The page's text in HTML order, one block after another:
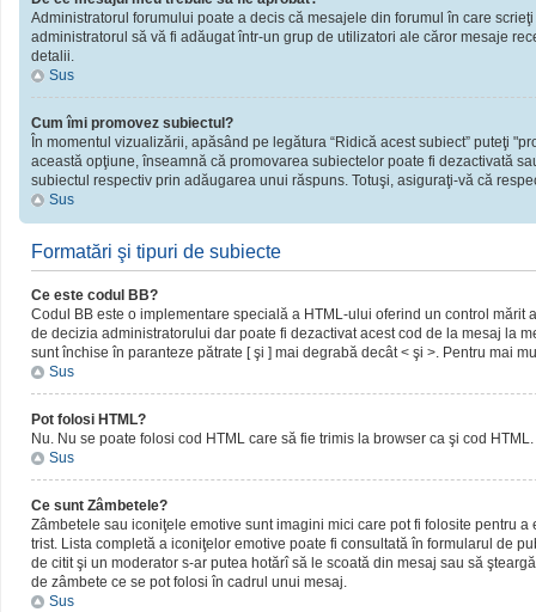
Administratorul forumului poate a decis că mesajele din forumul în care
administratorul să vă fi adăugat într-un grup de utilizatori ale căror mesaje
detalii.
Sus
Cum îmi promovez subiectul?
În momentul vizualizării, apăsând pe legătura “Ridică acest subiect” puteţi
această opţiune, înseamnă că promovarea subiectelor poate fi dezactivată
subiectul respectiv prin adăugarea unui răspuns. Totuşi, asiguraţi-vă că
Sus
Formatări şi tipuri de subiecte
Ce este codul BB?
Codul BB este o implementare specială a HTML-ului oferind un control
de decizia administratorului dar poate fi dezactivat acest cod de la mesaj la
sunt închise în paranteze pătrate [ şi ] mai degrabă decât < şi >. Pentru mai
Sus
Pot folosi HTML?
Nu. Nu se poate folosi cod HTML care să fie trimis la browser ca şi cod
Sus
Ce sunt Zâmbetele?
Zâmbetele sau iconiţele emotive sunt imagini mici care pot fi folosite pentru
trist. Lista completă a iconiţelor emotive poate fi consultată în formularul de
de citit şi un moderator s-ar putea hotărî să le scoată din mesaj sau să
de zâmbete ce se pot folosi în cadrul unui mesaj.
Sus